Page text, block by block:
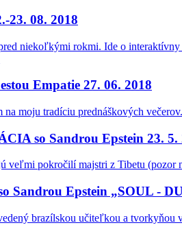
23. 08. 2018
niekoľkými rokmi. Ide o interaktívny
Empatie 27. 06. 2018
na moju tradíciu prednáškových
so Sandrou Epstein 23. 5.
veľmi pokročilí majstri z Tibetu (pozor
Sandrou Epstein „SOUL -
brazílskou učiteľkou a tvorkyňou